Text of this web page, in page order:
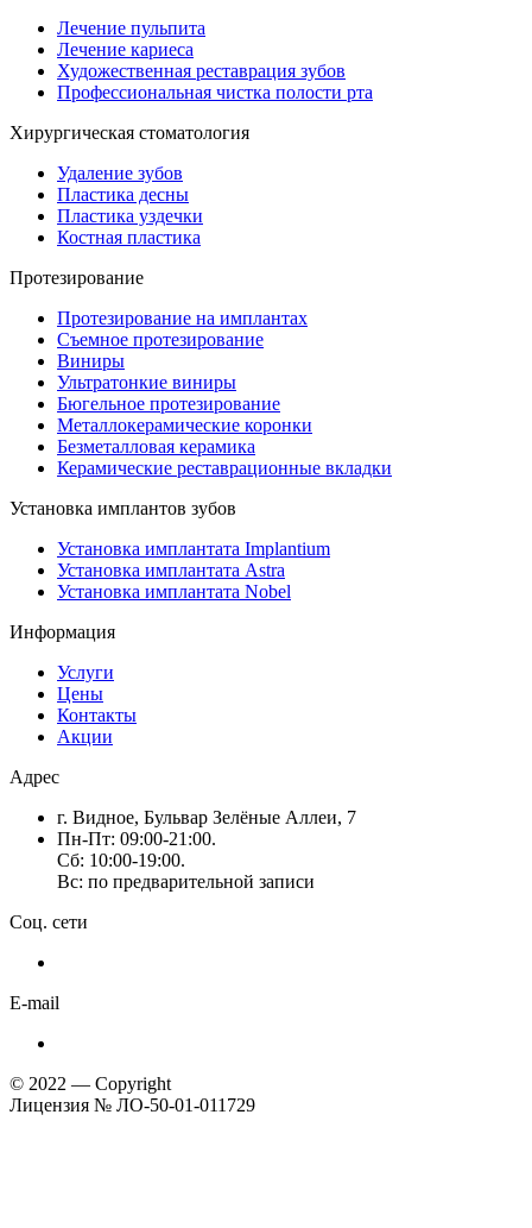
Лечение пульпита
Лечение кариеса
Художественная реставрация зубов
Профессиональная чистка полости рта
Хирургическая стоматология
Удаление зубов
Пластика десны
Пластика уздечки
Костная пластика
Протезирование
Протезирование на имплантах
Съемное протезирование
Виниры
Ультратонкие виниры
Бюгельное протезирование
Металлокерамические коронки
Безметалловая керамика
Керамические реставрационные вкладки
Установка имплантов зубов
Установка имплантата Implantium
Установка имплантата Astra
Установка имплантата Nobel
Информация
Услуги
Цены
Контакты
Акции
Адрес
г. Видное, Бульвар Зелёные Аллеи, 7
Пн-Пт: 09:00-21:00.
Сб: 10:00-19:00.
Вс: по предварительной записи
Соц. сети
E-mail
© 2022 — Copyright
Лицензия № ЛО-50-01-011729